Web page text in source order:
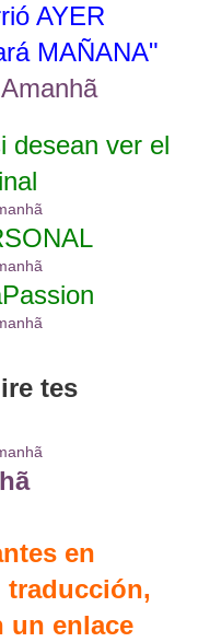
AYER
MAÑANA"
desean ver el
tes
en
un enlace